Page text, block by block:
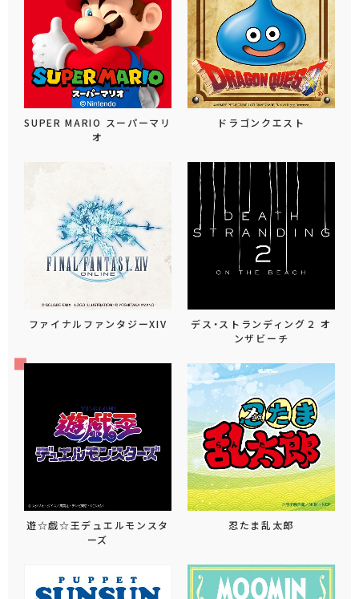
SUPER MARIO スーパーマリ
オ
ドラゴンクエスト
ファイナルファンタジーXIV
デス・ストランディング２ オ
ンザビーチ
遊☆戯☆王デュエルモンスタ
ーズ
忍たま乱太郎